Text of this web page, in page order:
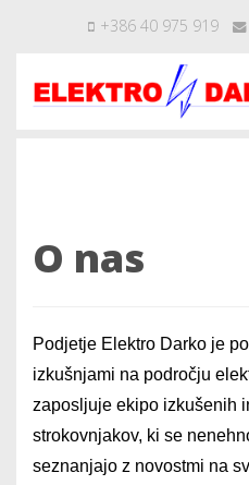
+386 40 975 919
O nas
Podjetje Elektro Darko je
izkušnjami na področju
zaposljuje ekipo izkušenih
strokovnjakov, ki se
seznanjajo z novostmi na